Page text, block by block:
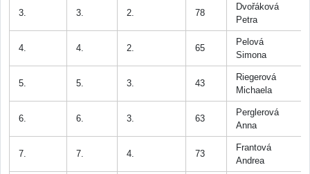
3. 3. 2. 78
Dvořáková
Petra
4. 4. 2. 65
Pelová
Simona
5. 5. 3. 43
Riegerová
Michaela
6. 6. 3. 63
Perglerová
Anna
7. 7. 4. 73
Frantová
Andrea